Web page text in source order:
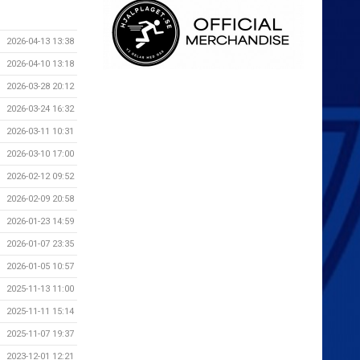
2026-04-13 13:38
2026-04-10 13:18
2026-03-28 20:12
2026-03-24 16:32
2026-03-11 10:31
2026-03-10 17:00
2026-02-12 09:52
2026-02-09 20:58
2026-01-23 14:59
2026-01-07 23:35
2026-01-05 10:57
2025-11-13 11:00
2025-11-11 15:14
2025-11-07 19:37
2023-12-01 12:21